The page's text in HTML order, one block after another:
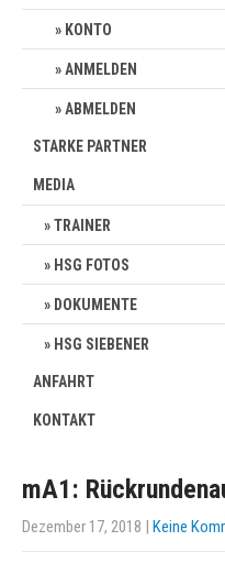
KONTO
ANMELDEN
ABMELDEN
STARKE PARTNER
MEDIA
TRAINER
HSG FOTOS
DOKUMENTE
HSG SIEBENER
ANFAHRT
KONTAKT
mA1:
Dezember 17, 2018 | Keine